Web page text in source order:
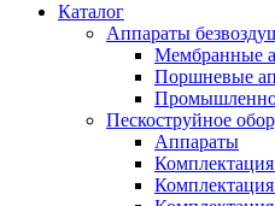
Каталог
Аппараты
Мембранные
Поршневые
Пескоструйное
Аппараты